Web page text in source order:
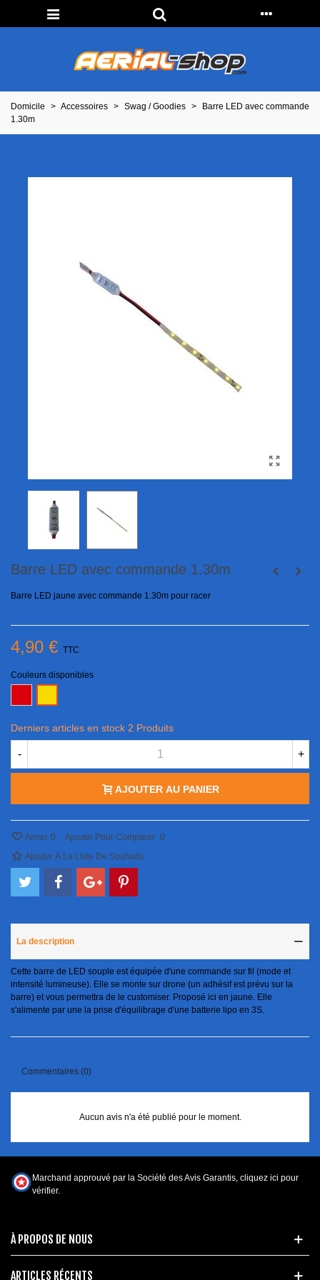
Domicile > Accessoires > Swag / Goodies >
Barre LED avec commande
1.30m
Barre LED avec commande 1.30m
Barre LED jaune avec commande 1.30m pour racer
4,90 € TTC
Couleurs disponibles
Derniers articles en stock 2 Produits
- +
AJOUTER AU PANIER
Aimer 0 Ajouter Pour Comparer 0
Ajouter À La Liste De Souhaits
La description
Cette barre de LED souple est équipée d'une commande sur fil (mode et
intensité lumineuse). Elle se monte sur drone (un adhésif est prévu sur la
barre) et vous permettra de le customiser. Proposé ici en jaune. Elle
s'alimente par une la prise d'équilibrage d'une batterie lipo en 3S.
Commentaires (0)
Aucun avis n'a été publié pour le moment.
À PROPOS DE NOUS
ARTICLES RÉCENTS
Marchand approuvé par la Société des Avis Garantis, cliquez ici pour
vérifier.